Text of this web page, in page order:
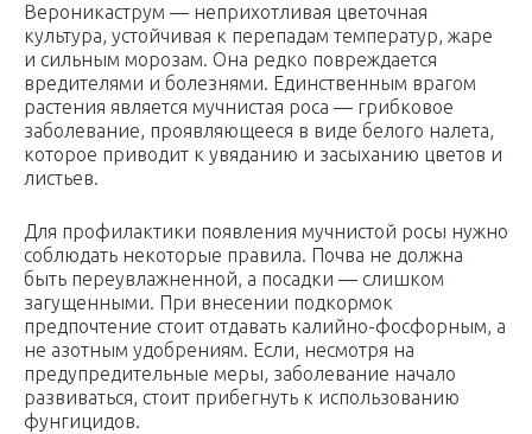
Вероникаструм — неприхотливая цветочная
культура, устойчивая к перепадам температур, жаре
и сильным морозам. Она редко повреждается
вредителями и болезнями. Единственным врагом
растения является мучнистая роса — грибковое
заболевание, проявляющееся в виде белого налета,
которое приводит к увяданию и засыханию цветов и
листьев.
Для профилактики появления мучнистой росы нужно
соблюдать некоторые правила. Почва не должна
быть переувлажненной, а посадки — слишком
загущенными. При внесении подкормок
предпочтение стоит отдавать калийно-фосфорным, а
не азотным удобрениям. Если, несмотря на
предупредительные меры, заболевание начало
развиваться, стоит прибегнуть к использованию
фунгицидов.